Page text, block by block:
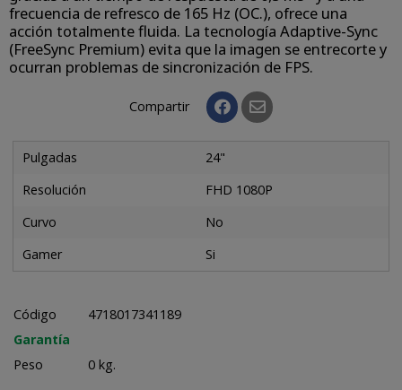
frecuencia de refresco de 165 Hz (OC.), ofrece una
acción totalmente fluida. La tecnología Adaptive-Sync
(FreeSync Premium) evita que la imagen se entrecorte y
ocurran problemas de sincronización de FPS.
Compartir
Pulgadas
24"
Resolución
FHD 1080P
Curvo
No
Gamer
Si
Código
4718017341189
Garantía
Peso
0 kg.